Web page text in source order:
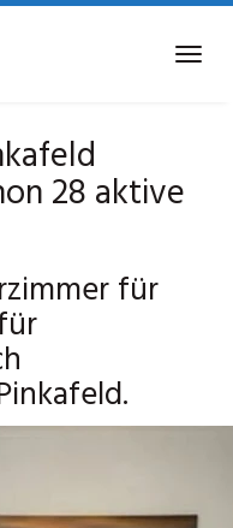
28 aktive
für